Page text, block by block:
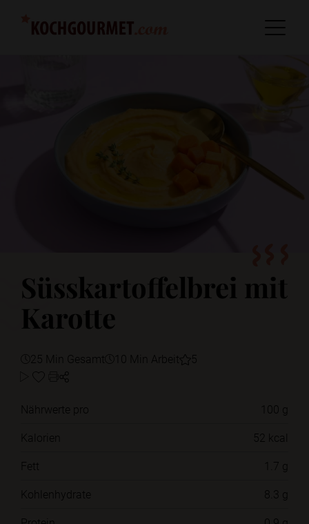
Süsskartoffelbrei mit
Karotte
25 Min Gesamt 10 Min Arbeit 5
Nährwerte pro
100 g
Kalorien
52 kcal
Fett
1.7 g
Kohlenhydrate
8.3 g